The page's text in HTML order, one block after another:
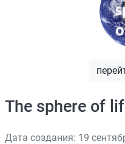
The sphere of
Дата создания: 19